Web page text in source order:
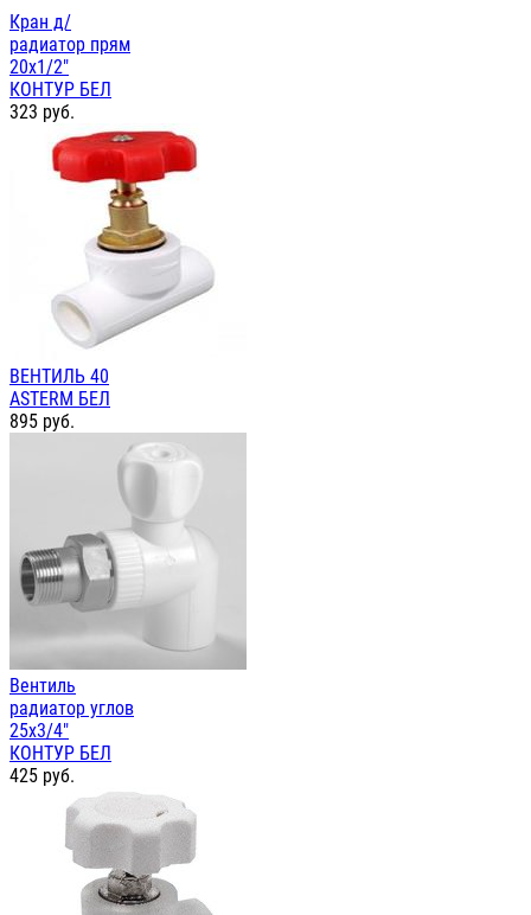
Кран д/
радиатор прям
20х1/2"
КОНТУР БЕЛ
323 руб.
ВЕНТИЛЬ 40
ASTERM БЕЛ
895 руб.
Вентиль
радиатор углов
25х3/4"
КОНТУР БЕЛ
425 руб.